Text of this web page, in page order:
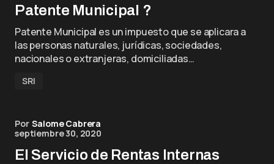
Patente Municipal ?
Patente Municipal es un impuesto que se aplicara a
las personas naturales, jurídicas, sociedades,
nacionales o extranjeras, domiciliadas…
SRI
Por Salome Cabrera
septiembre 30, 2020
El Servicio de Rentas Internas